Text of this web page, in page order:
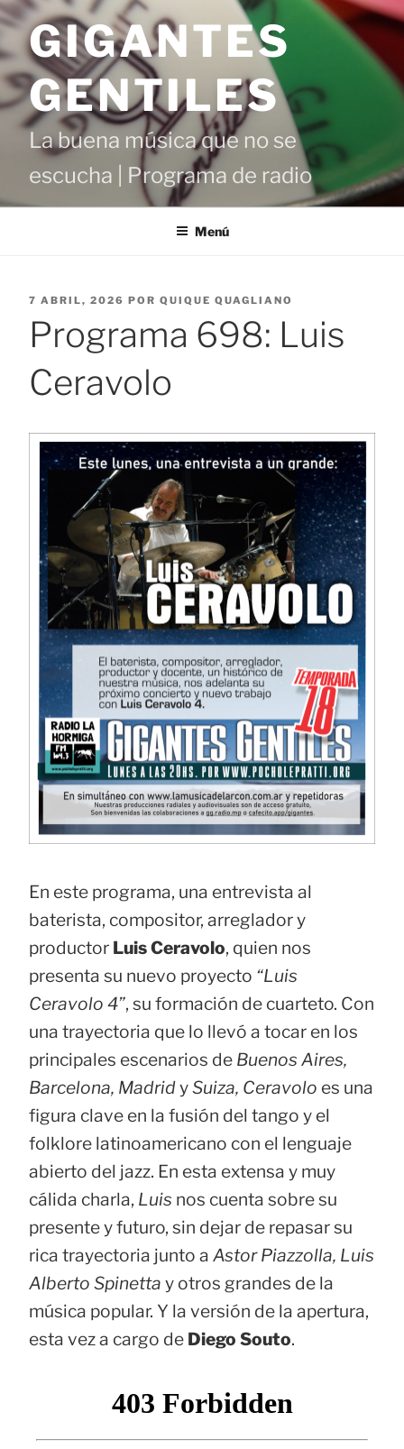
Saltar
contenido
GIGANTES
GENTILES
La buena música que no se
escucha | Programa de radio
Menú
PUBLICADO
7 ABRIL, 2026 POR QUIQUE QUAGLIANO
Programa 698: Luis
Ceravolo
En este programa, una entrevista al
baterista, compositor, arreglador y
productor Luis Ceravolo, quien nos
presenta su nuevo proyecto “Luis
Ceravolo 4”, su formación de cuarteto. Con
una trayectoria que lo llevó a tocar en los
principales escenarios de Buenos Aires,
Barcelona, MadridySuiza, Ceravolo es una
figura clave en la fusión del tango y el
folklore latinoamericano con el lenguaje
abierto del jazz. En esta extensa y muy
cálida charla, Luis nos cuenta sobre su
presente y futuro, sin dejar de repasar su
rica trayectoria junto a Astor Piazzolla, Luis
Alberto Spinetta y otros grandes de la
música popular. Y la versión de la apertura,
esta vez a cargo de Diego Souto.